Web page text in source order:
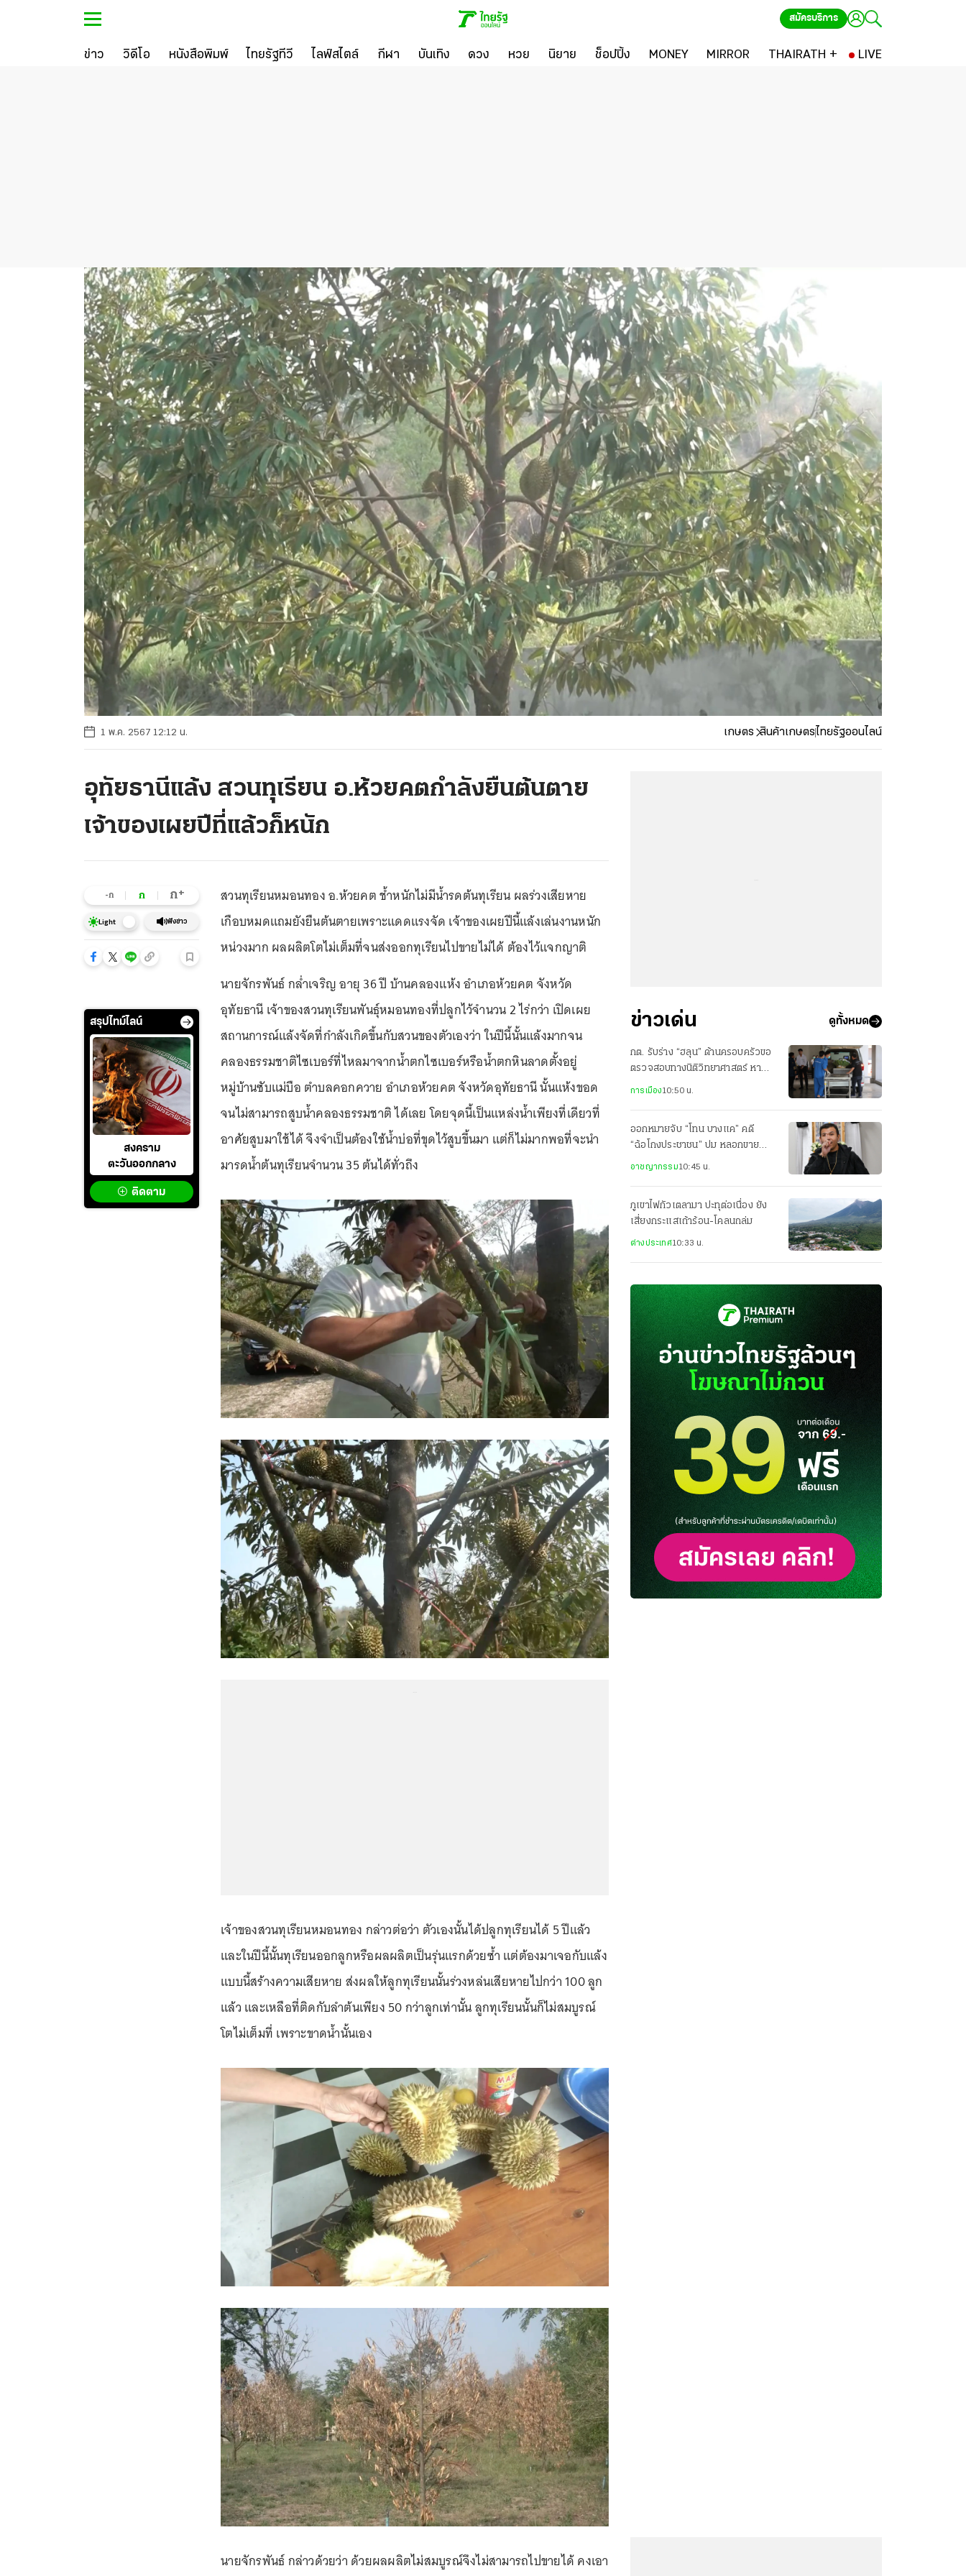
สมัครบริการ
ข่าว วิดีโอ หนังสือพิมพ์ ไทยรัฐทีวี ไลฟ์สไตล์ กีฬา บันเทิง ดวง หวย นิยาย ช็อปปิ้ง MONEY MIRROR THAIRATH + LIVE
1 พ.ค. 2567 12:12 น. เกษตร สินค้าเกษตรไทยรัฐออนไลน์
อุทัยธานีแล้ง สวนทุเรียน อ.ห้วยคตกำลังยืนต้นตาย
เจ้าของเผยปีที่แล้วก็หนัก
-ก ก ก+
Light ฟังข่าว
สรุปไทม์ไลน์
สงคราม
ตะวันออกกลาง
ติดตาม
สวนทุเรียนหมอนทอง อ.ห้วยคต ช้ำหนักไม่มีน้ำรดต้นทุเรียน ผลร่วงเสียหาย
เกือบหมดแถมยังยืนต้นตายเพราะแดดแรงจัด เจ้าของเผยปีนี้แล้งเล่นงานหนัก
หน่วงมาก ผลผลิตโตไม่เต็มที่จนส่งออกทุเรียนไปขายไม่ได้ ต้องไว้แจกญาติ
นายจักรพันธ์ กล่ำเจริญ อายุ 36 ปี บ้านคลองแห้ง อำเภอห้วยคต จังหวัด
อุทัยธานี เจ้าของสวนทุเรียนพันธุ์หมอนทองที่ปลูกไว้จำนวน 2 ไร่กว่า เปิดเผย
สถานการณ์แล้งจัดที่กำลังเกิดขึ้นกับสวนของตัวเองว่า ในปีนี้นั้นแล้งมากจน
คลองธรรมชาติไซเบอร์ที่ไหลมาจากน้ำตกไซเบอร์หรือน้ำตกหินลาดตั้งอยู่
หมู่บ้านซับแม่บือ ตำบลคอกควาย อำเภอห้วยคต จังหวัดอุทัยธานี นั้นแห้งขอด
จนไม่สามารถสูบน้ำคลองธรรมชาติ ได้เลย โดยจุดนี้เป็นแหล่งน้ำเพียงที่เดียวที่
อาศัยสูบมาใช้ได้ จึงจำเป็นต้องใช้น้ำบ่อที่ขุดไว้สูบขึ้นมา แต่ก็ไม่มากพอที่จะนำ
มารดน้ำต้นทุเรียนจำนวน 35 ต้นได้ทั่วถึง
เจ้าของสวนทุเรียนหมอนทอง กล่าวต่อว่า ตัวเองนั้นได้ปลูกทุเรียนได้ 5 ปีแล้ว
และในปีนี้นั้นทุเรียนออกลูกหรือผลผลิตเป็นรุ่นแรกด้วยซ้ำ แต่ต้องมาเจอกับแล้ง
แบบนี้สร้างความเสียหาย ส่งผลให้ลูกทุเรียนนั้นร่วงหล่นเสียหายไปกว่า 100 ลูก
แล้ว และเหลือที่ติดกับลำต้นเพียง 50 กว่าลูกเท่านั้น ลูกทุเรียนนั้นก็ไม่สมบูรณ์
โตไม่เต็มที่ เพราะขาดน้ำนั้นเอง
นายจักรพันธ์ กล่าวด้วยว่า ด้วยผลผลิตไม่สมบูรณ์จึงไม่สามารถไปขายได้ คงเอา
ข่าวเด่น ดูทั้งหมด
กต. รับร่าง “ฮลุน” ด้านครอบครัวขอ
ตรวจสอบทางนิติวิทยาศาสตร์ หา
สาเหตุต่อ
การเมือง10:50 น.
ออกหมายจับ “โทน บางแค” คดี
“ฉ้อโกงประชาชน” ปม หลอกขาย
อาชญากรรม10:45 น.
ภูเขาไฟกัวเตลามา ปะทุต่อเนื่อง ยัง
เสี่ยงกระแสเถ้าร้อน-โคลนถล่ม
ต่างประเทศ10:33 น.